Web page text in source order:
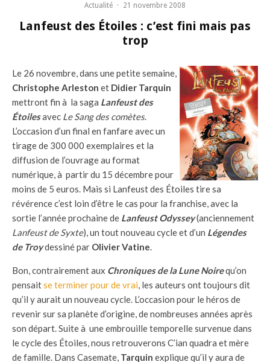
Actualité · 21 novembre 2008
Lanfeust des Étoiles : c’est fini mais pas
trop
Le 26 novembre, dans une petite semaine,
Christophe Arleston et Didier Tarquin
mettront fin à la saga Lanfeust des
Étoilesavec Le Sang des comètes.
L’occasion d’un final en fanfare avec un
tirage de 300 000 exemplaires et la
diffusion de l’ouvrage au format
numérique, à partir du 15 décembre pour
moins de 5 euros. Mais si Lanfeust des Étoiles tire sa
révérence c’est loin d’être le cas pour la franchise, avec la
sortie l’année prochaine de Lanfeust Odyssey(anciennement
Lanfeust de Syxte), un tout nouveau cycle et d’un Légendes
de Troydessiné par Olivier Vatine.
Bon, contrairement aux Chroniques de la Lune Noirequ’on
pensaitse terminer pour de vrai, les auteurs ont toujours dit
qu’il y aurait un nouveau cycle. L’occasion pour le héros de
revenir sur sa planète d’origine, de nombreuses années après
son départ. Suite à une embrouille temporelle survenue dans
le cycle des Étoiles, nous retrouverons C’ian quadra et mère
de famille. Dans Casemate, Tarquin explique qu’il y aura de